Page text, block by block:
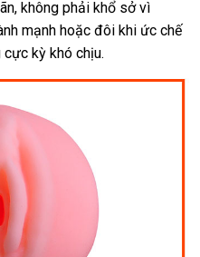
nhà
tiếng
địa
chỉ
, không phải khổ sở vì
sinh
mạnh xuất
khẩu
hoặc đôi khi ức chế
kỳ khó chịu.